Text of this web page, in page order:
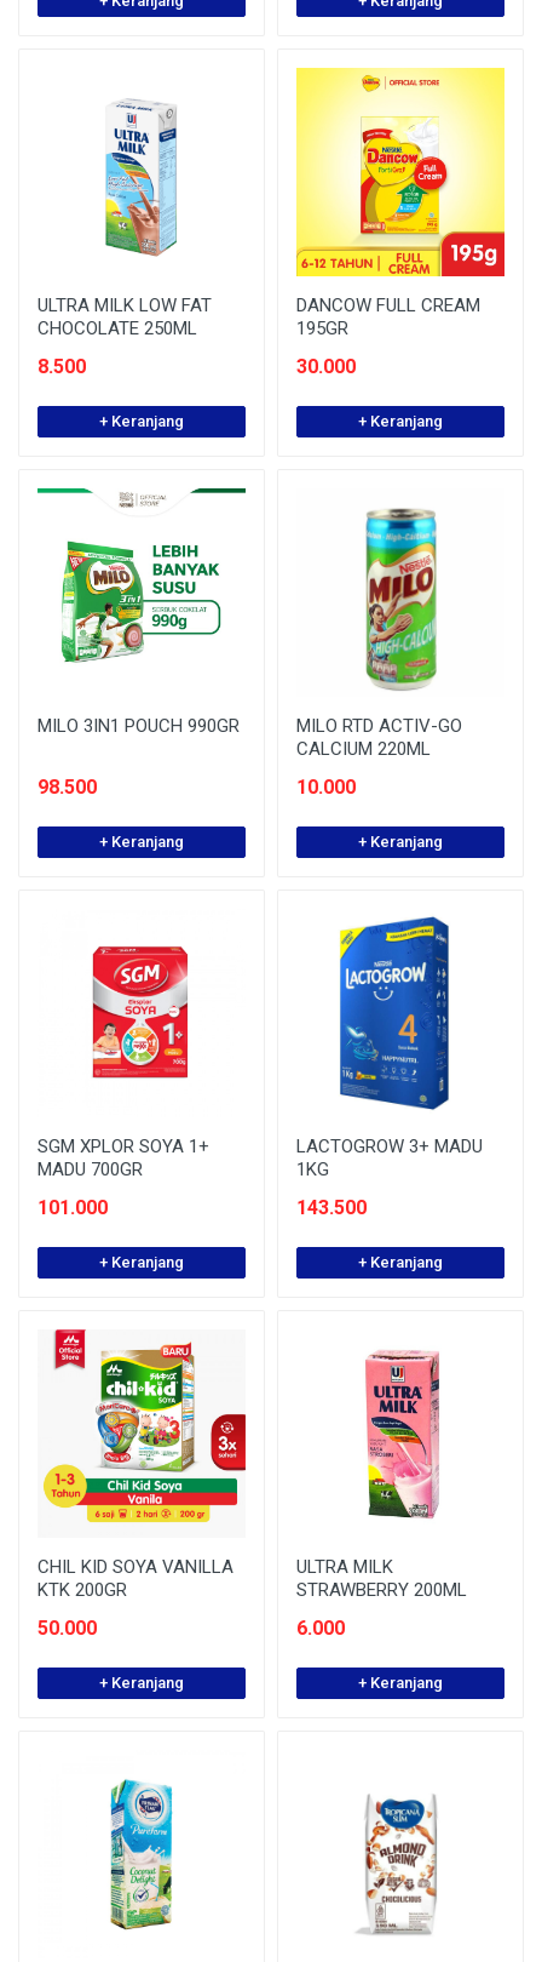
ULTRA MILK LOW FAT
CHOCOLATE 250ML
8.500
+ Keranjang
DANCOW FULL CREAM
195GR
30.000
+ Keranjang
MILO 3IN1 POUCH 990GR
98.500
+ Keranjang
MILO RTD ACTIV-GO
CALCIUM 220ML
10.000
+ Keranjang
SGM XPLOR SOYA 1+
MADU 700GR
101.000
+ Keranjang
LACTOGROW 3+ MADU
1KG
143.500
+ Keranjang
CHIL KID SOYA VANILLA
KTK 200GR
50.000
+ Keranjang
ULTRA MILK
STRAWBERRY 200ML
6.000
+ Keranjang